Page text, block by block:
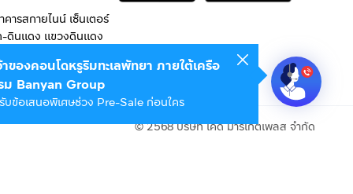
ารสกายไนน์ เซ็นเตอร์
ดินแดง แขวงดินแดง
© 2568 บริษัท เคดี มาร์เก็ตเพลส จำกัด
าของคอนโดหรูริมทะเลพัทยา ภายใต้เครือ
ม Banyan Group
บข้อเสนอพิเศษช่วง Pre-Sale ก่อนใคร